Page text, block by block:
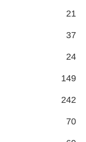
21
37
24
149
242
70